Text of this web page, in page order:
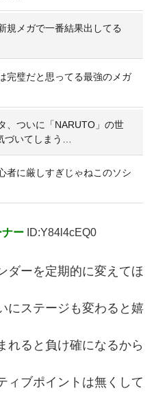
規メガで一番結果出してる
完璧だと思ってる最強のメガ
、ついに「NARUTO」の世
づいてしまう…
者に厳しすぎじゃねこのソシ
ー ID:Y84l4cEQ0
ダーを定期的に変えてほ
にステージも変わると嬉
れると負け確になるから
ィブポイントは無くして